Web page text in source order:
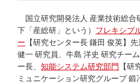
国立研究開発法人 産業技術総合
下「産総研」という） フレキシブ
ー 【研究センター長 鎌田 俊英】
健一 研究員、牛島 洋史 研究チー
ー長、知能システム研究部門 【研
ミュニケーション研究グループ